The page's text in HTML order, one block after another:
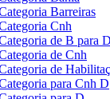
Barreiras
Cnh
de B para D
de Cnh
de
para Cnh D